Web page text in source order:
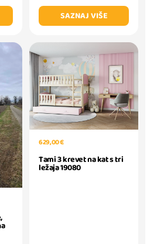
SAZNAJ VIŠE
629,00 €
Tami 3 krevet na kat s tri
ležaja 19080